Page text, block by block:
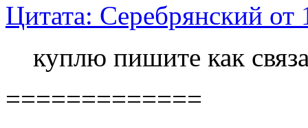
Цитата: Серебрянский
куплю пишите как
=============